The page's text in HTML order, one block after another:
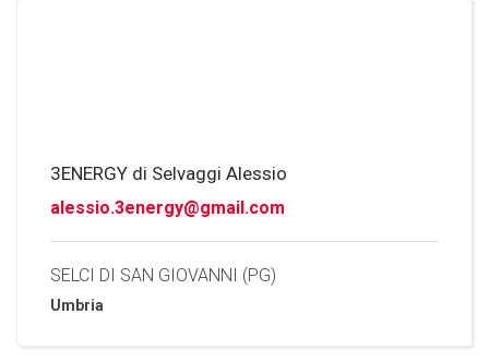
3ENERGY di Selvaggi Alessio
alessio.3energy@gmail.com
SELCI DI SAN GIOVANNI (PG)
Umbria